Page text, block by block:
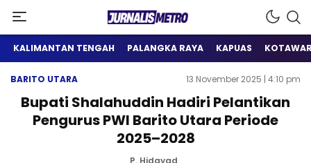
Jurnalis Metro
Satu Wadah Informasi
KALIMANTAN TENGAH PALANGKA RAYA KAPUAS
BARITO UTARA 13 November 2025 | 4:10 pm
Bupati Shalahuddin Hadiri Pelantikan
Pengurus PWI Barito Utara Periode
2025–2028
P. Hidayad